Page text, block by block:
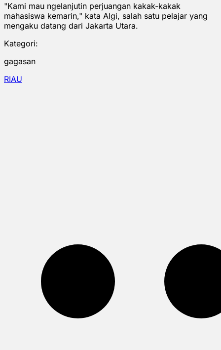
"Kami mau ngelanjutin perjuangan kakak-kakak
mahasiswa kemarin," kata Algi, salah satu pelajar yang
mengaku datang dari Jakarta Utara.
Kategori:
gagasan
RIAU